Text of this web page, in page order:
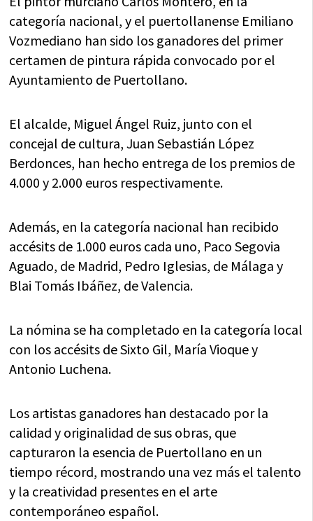
categoría nacional, y el puertollanense Emiliano
Vozmediano han sido los ganadores del primer
certamen de pintura rápida convocado por el
Ayuntamiento de Puertollano.
El alcalde, Miguel Ángel Ruiz, junto con el
concejal de cultura, Juan Sebastián López
Berdonces, han hecho entrega de los premios de
4.000 y 2.000 euros respectivamente.
Además, en la categoría nacional han recibido
accésits de 1.000 euros cada uno, Paco Segovia
Aguado, de Madrid, Pedro Iglesias, de Málaga y
Blai Tomás Ibáñez, de Valencia.
La nómina se ha completado en la categoría local
con los accésits de Sixto Gil, María Vioque y
Antonio Luchena.
Los artistas ganadores han destacado por la
calidad y originalidad de sus obras, que
capturaron la esencia de Puertollano en un
tiempo récord, mostrando una vez más el talento
y la creatividad presentes en el arte
contemporáneo español.